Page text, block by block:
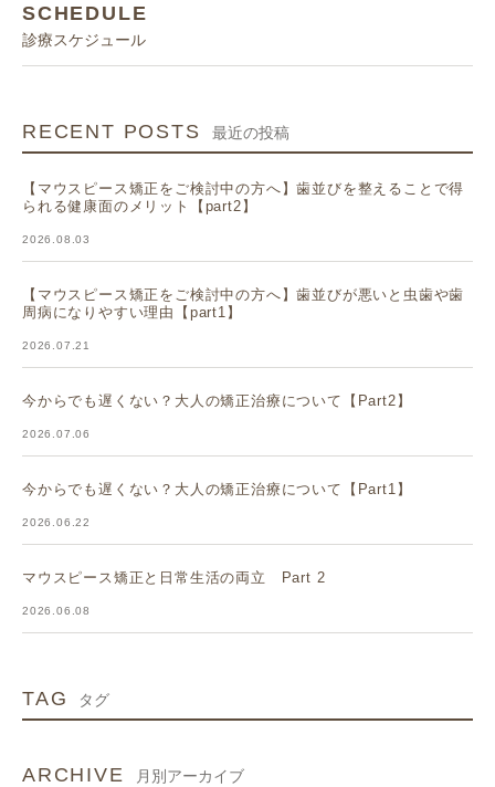
SCHEDULE
診療スケジュール
RECENT POSTS 最近の投稿
【マウスピース矯正をご検討中の方へ】歯並びを整えることで得
られる健康面のメリット【part2】
2026.08.03
【マウスピース矯正をご検討中の方へ】歯並びが悪いと虫歯や歯
周病になりやすい理由【part1】
2026.07.21
今からでも遅くない？大人の矯正治療について【Part2】
2026.07.06
今からでも遅くない？大人の矯正治療について【Part1】
2026.06.22
マウスピース矯正と日常生活の両立 Part 2
2026.06.08
TAG タグ
ARCHIVE 月別アーカイブ